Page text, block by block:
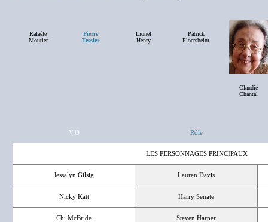
Rafaèle
Moutier
Pierre
Tessier
Lionel
Henry
Patrick
Floersheim
Claudie
Chantal
V.O Rôle
LES PERSONNAGES PRINCIPAUX
Jessalyn Gilsig Lauren Davis
Nicky Katt Harry Senate
Chi McBride Steven Harper